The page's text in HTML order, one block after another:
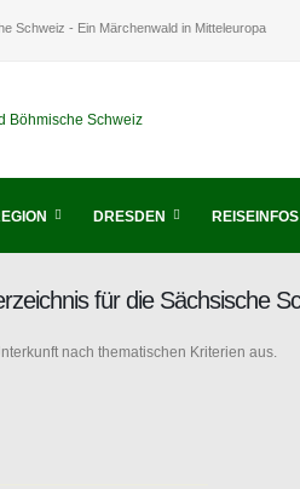
Schweiz - Ein Märchenwald in Mitteleuropa
DRESDEN REISEINFOS
für die Sächsische
nach thematischen Kriterien aus.